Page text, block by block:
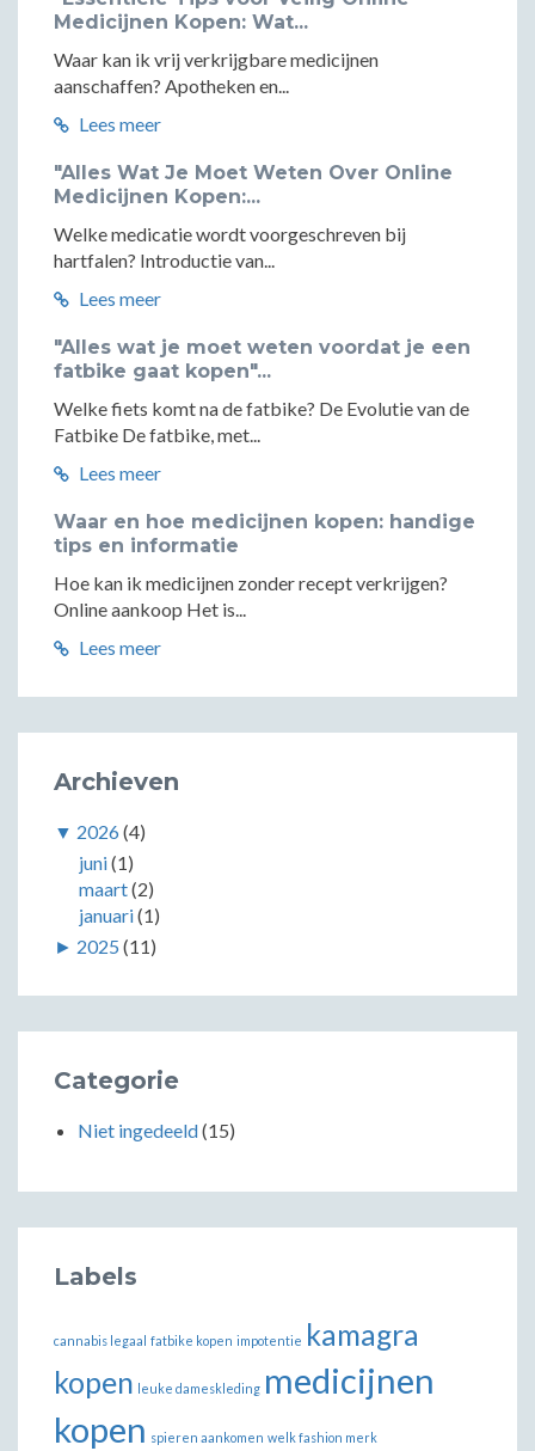
Medicijnen Kopen: Wat...
Waar kan ik vrij verkrijgbare medicijnen
aanschaffen? Apotheken en...
Lees meer
"Alles Wat Je Moet Weten Over Online
Medicijnen Kopen:...
Welke medicatie wordt voorgeschreven bij
hartfalen? Introductie van...
Lees meer
"Alles wat je moet weten voordat je een
fatbike gaat kopen"...
Welke fiets komt na de fatbike? De Evolutie van de
Fatbike De fatbike, met...
Lees meer
Waar en hoe medicijnen kopen: handige
tips en informatie
Hoe kan ik medicijnen zonder recept verkrijgen?
Online aankoop Het is...
Lees meer
Archieven
▼ 2026(4)
juni(1)
maart(2)
januari(1)
► 2025 (11)
Categorie
Niet ingedeeld(15)
Labels
cannabis legaal fatbike kopen impotentie kamagra
kopen leuke dameskleding medicijnen
kopen spieren aankomen welk fashion merk